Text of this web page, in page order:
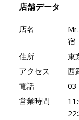
店舗データ
店名
宿
住所
東
アクセス
西
電話
営業時間